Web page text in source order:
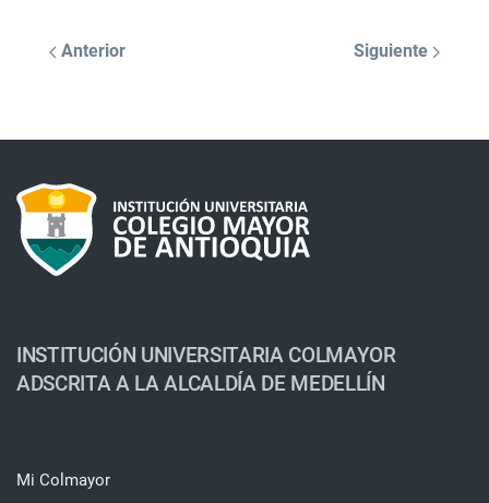
Anterior Siguiente
INSTITUCIÓN UNIVERSITARIA COLMAYOR
ADSCRITA A LA ALCALDÍA DE MEDELLÍN
Mi Colmayor